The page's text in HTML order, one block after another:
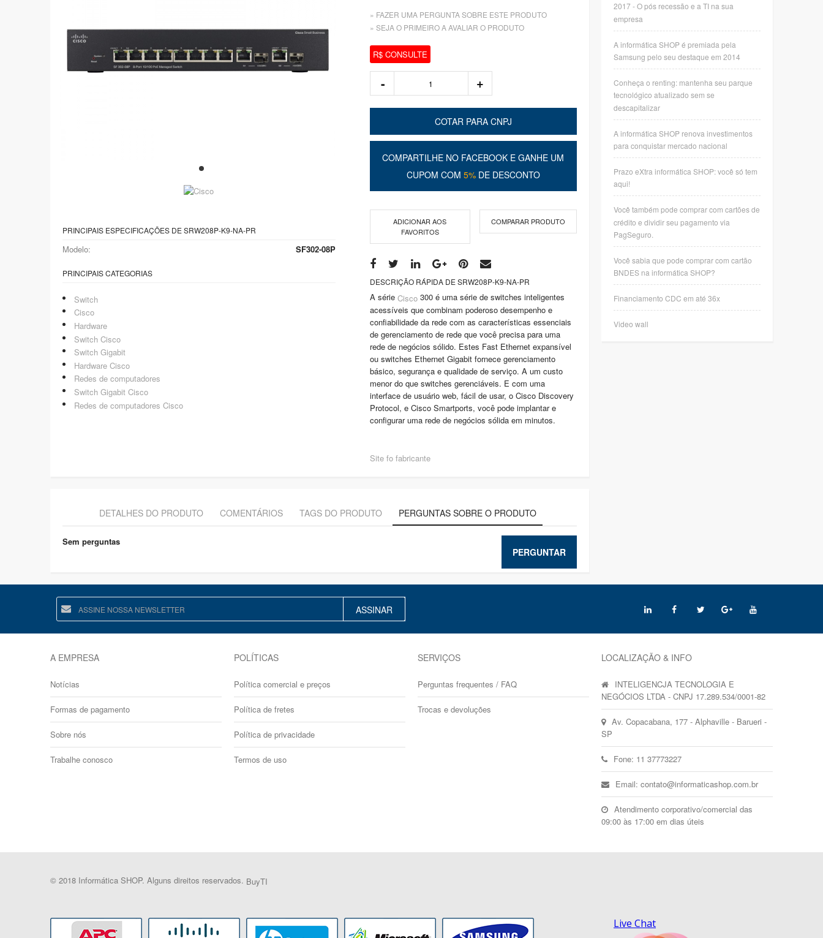
PRINCIPAIS ESPECIFICAÇÕES DE SRW208P-K9-NA-PR
Modelo: SF302-08P
PRINCIPAIS CATEGORIAS
Switch
Cisco
Hardware
Switch Cisco
Switch Gigabit
Hardware Cisco
Redes de computadores
Switch Gigabit Cisco
Redes de computadores Cisco
» FAZER UMA PERGUNTA SOBRE ESTE PRODUTO
» SEJA O PRIMEIRO A AVALIAR O PRODUTO
R$ CONSULTE
COTAR PARA CNPJ
COMPARTILHE NO FACEBOOK E GANHE UM
CUPOM COM 5%DE DESCONTO
ADICIONAR AOS
FAVORITOS
COMPARAR PRODUTO
DESCRIÇÃO RÁPIDA DE SRW208P-K9-NA-PR
A série Cisco300 é uma série de switches inteligentes
acessíveis que combinam poderoso desempenho e
confiabilidade da rede com as características essenciais
de gerenciamento de rede que você precisa para uma
rede de negócios sólido. Estes Fast Ethernet expansível
ou switches Ethernet Gigabit fornece gerenciamento
básico, segurança e qualidade de serviço. A um custo
menor do que switches gerenciáveis. E com uma
interface de usuário web, fácil de usar, o Cisco Discovery
Protocol, e Cisco Smartports, você pode implantar e
configurar uma rede de negócios sólida em minutos.
Site fo fabricante
DETALHES DO PRODUTO COMENTÁRIOS TAGS DO PRODUTO PERGUNTAS SOBRE O PRODUTO
PERGUNTAR
Sem perguntas
2017 - O pós recessão e a TI na sua
empresa
A informática SHOP é premiada pela
Samsung pelo seu destaque em 2014
Conheça o renting: mantenha seu parque
tecnológico atualizado sem se
descapitalizar
A informática SHOP renova investimentos
para conquistar mercado nacional
Prazo eXtra informática SHOP: você só tem
aqui!
Você também pode comprar com cartões de
crédito e dividir seu pagamento via
PagSeguro.
Você sabia que pode comprar com cartão
BNDES na informática SHOP?
Financiamento CDC em até 36x
Video wall
ASSINAR
A EMPRESA
Notícias
Formas de pagamento
Sobre nós
Trabalhe conosco
POLÍTICAS
Política comercial e preços
Política de fretes
Política de privacidade
Termos de uso
SERVIÇOS
Perguntas frequentes / FAQ
Trocas e devoluções
LOCALIZAÇÃO & INFO
INTELIGENCJA TECNOLOGIA E
NEGÓCIOS LTDA - CNPJ 17.289.534/0001-82
Av. Copacabana, 177 - Alphaville - Barueri -
SP
Fone: 11 37773227
Email: contato@informaticashop.com.br
Atendimento corporativo/comercial das
09:00 às 17:00 em dias úteis
© 2018 Informática SHOP. Alguns direitos reservados. BuyTI